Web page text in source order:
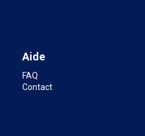
Aide
FAQ
Contact